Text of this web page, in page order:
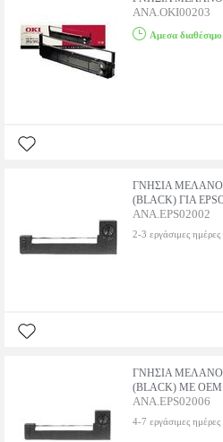
ANA.OKI00203
Αμεσα διαθέσιμο
ΓΝΗΣΙΑ
(BLACK) ΓΙΑ
ANA.EPS02002
2-3 εργάσιμες ημέρες
ΓΝΗΣΙΑ
(BLACK) ΜΕ OEM
ANA.EPS02006
4-7 εργάσιμες ημέρες